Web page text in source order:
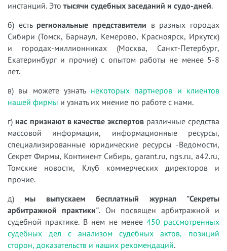
инстанций. Это тысячи судебных заседаний и судо-дней.
б) есть региональные представители в разных городах
Сибири (Томск, Барнаул, Кемерово, Красноярск, Иркутск)
и городах-миллионниках (Москва, Санкт-Петербург,
Екатеринбург и прочие) с опытом работы не менее 5-8
лет.
в) вы можете узнать некоторых партнеров и клиентов
нашей фирмы и узнать их мнение по работе с нами.
г) нас признают в качестве экспертов различные средства
массовой информации, информационные ресурсы,
специализированные юридические ресурсы -Ведомости,
Секрет Фирмы, Континент Сибирь, garant.ru, ngs.ru, a42.ru,
Томские новости, Клуб коммерческих директоров и
прочие.
д) мы выпускаем бесплатный журнал "Секреты
арбитражной практики". Он посвящен арбитражной и
судебной практике. В нем не менее 450 рассмотренных
судебных дел с анализом судебных актов, позиций
сторон, доказательств и наших рекомендаций.